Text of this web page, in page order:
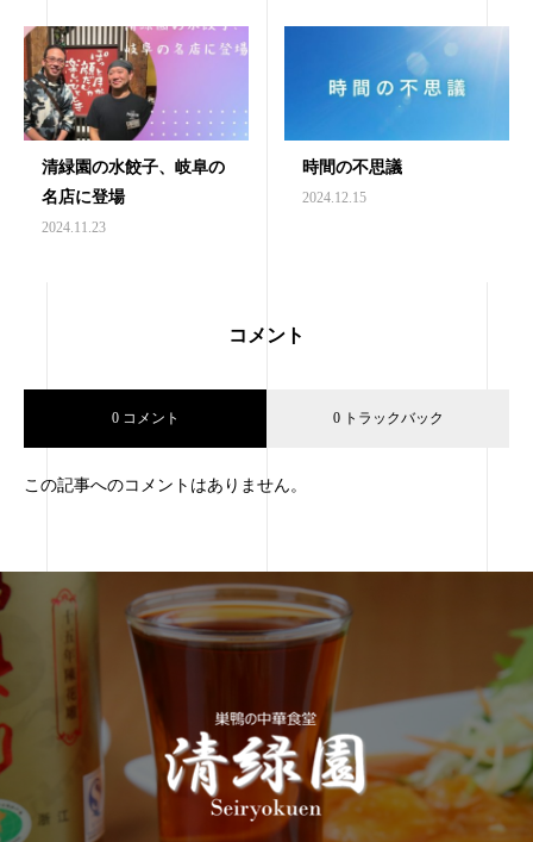
清緑園の水餃子、岐阜の
名店に登場
2024.11.23
時間の不思議
2024.12.15
コメント
0 コメント 0 トラックバック
この記事へのコメントはありません。